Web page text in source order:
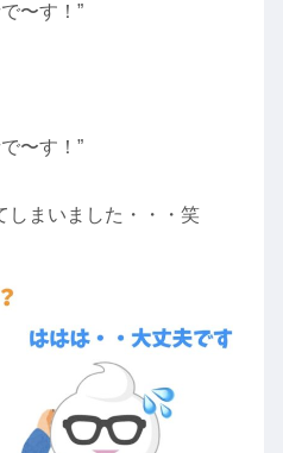
〜す！”
〜す！”
しまいました・・・笑